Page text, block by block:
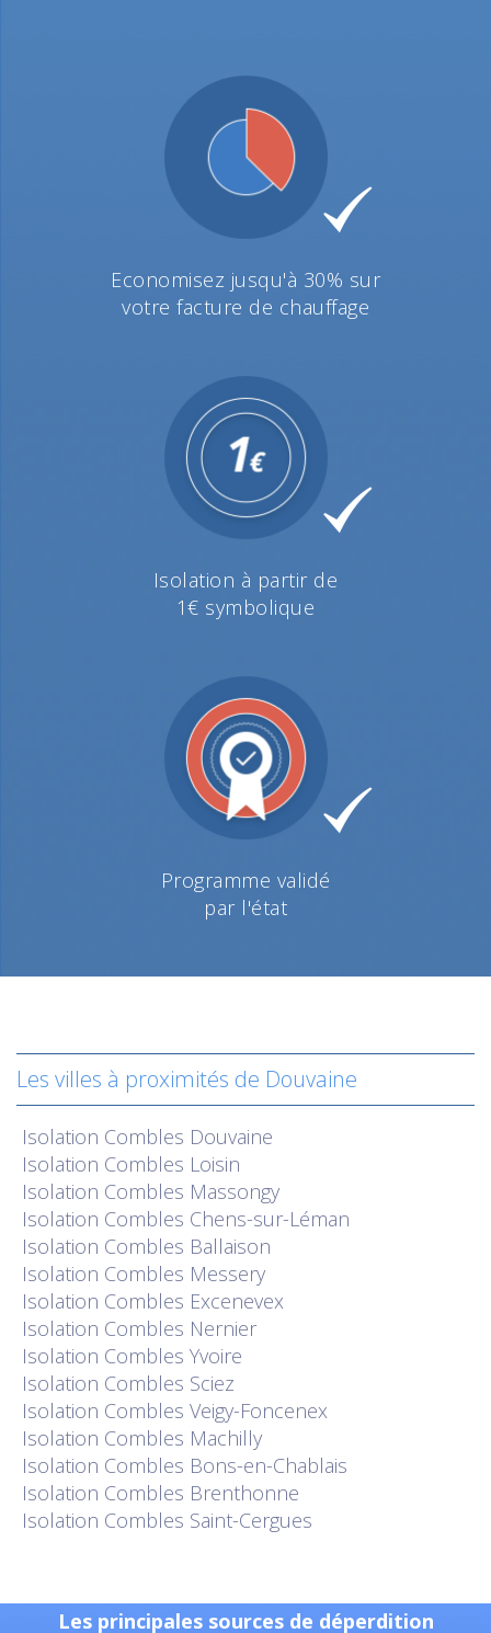
Economisez jusqu'à 30% sur
votre facture de chauffage
Isolation à partir de
1€ symbolique
Programme validé
par l'état
Les villes à proximités de Douvaine
Isolation Combles Douvaine
Isolation Combles Loisin
Isolation Combles Massongy
Isolation Combles Chens-sur-Léman
Isolation Combles Ballaison
Isolation Combles Messery
Isolation Combles Excenevex
Isolation Combles Nernier
Isolation Combles Yvoire
Isolation Combles Sciez
Isolation Combles Veigy-Foncenex
Isolation Combles Machilly
Isolation Combles Bons-en-Chablais
Isolation Combles Brenthonne
Isolation Combles Saint-Cergues
Les principales sources de déperdition